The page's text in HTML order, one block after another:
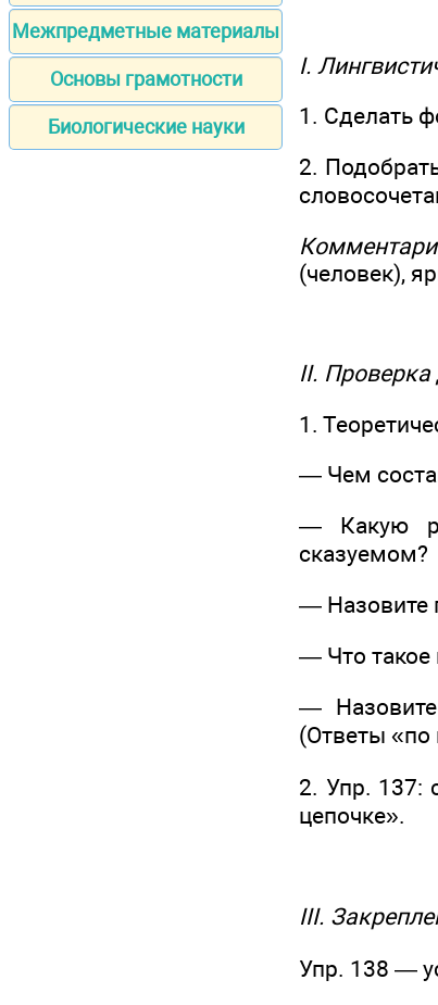
Межпредметные материалы
Основы грамотности
Биологические науки
I.
1. Сделать
2.
(человек),
II.
1.
— Чем
— Какую
сказуемом?
— Назовите
— Что такое
— Назовите
(Ответы «по
2. Упр. 137:
цепочке».
III.
Упр. 138 —